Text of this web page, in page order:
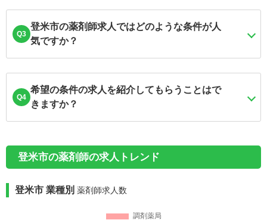
Q3
登米市の薬剤師求人ではどのような条件が人
気ですか？
Q4
希望の条件の求人を紹介してもらうことはで
きますか？
登米市の薬剤師の求人トレンド
登米市 業種別 薬剤師求人数